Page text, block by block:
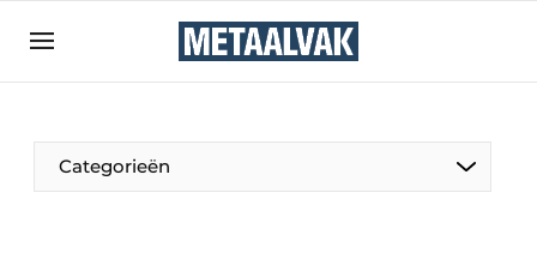
Bedrijven
Contact
Categorieën